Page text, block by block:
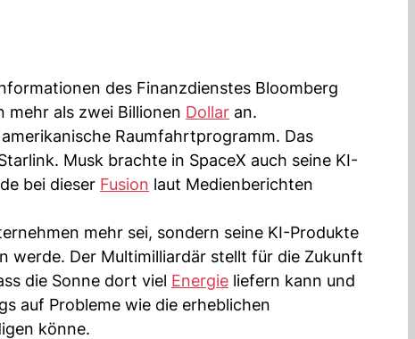
des Finanzdienstes Bloomberg
mehr als zwei Billionen Dollar an.
Raumfahrtprogramm. Das
Musk brachte in SpaceX auch seine KI-
bei dieser Fusion laut Medienberichten
mehr sei, sondern seine KI-Produkte
werde. Der Multimilliardär stellt für die Zukunft
die Sonne dort viel Energie liefern kann und
auf Probleme wie die erheblichen
könne.